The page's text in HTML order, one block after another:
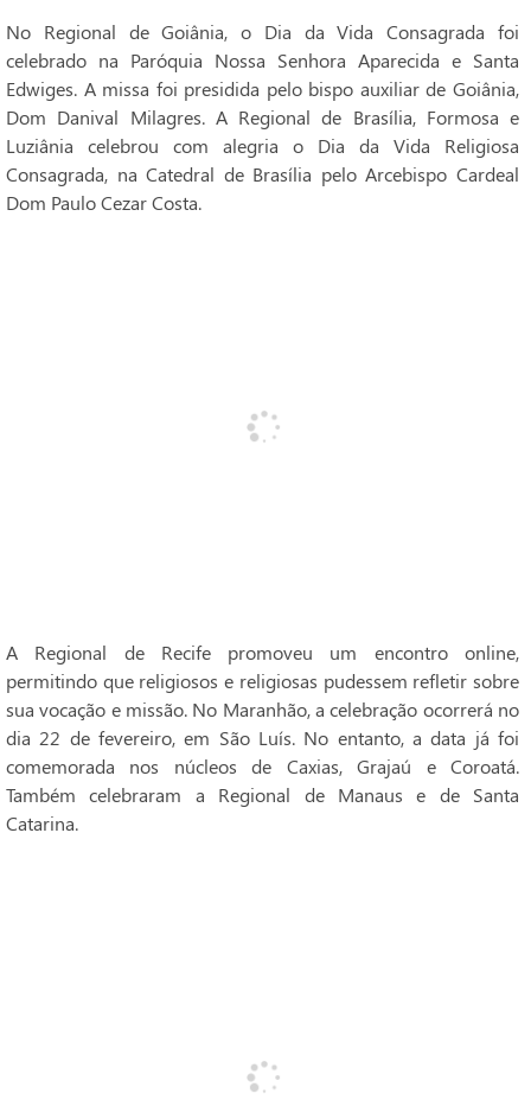
No Regional de Goiânia, o Dia da Vida Consagrada foi
celebrado na Paróquia Nossa Senhora Aparecida e Santa
Edwiges. A missa foi presidida pelo bispo auxiliar de Goiânia,
Dom Danival Milagres. A Regional de Brasília, Formosa e
Luziânia celebrou com alegria o Dia da Vida Religiosa
Consagrada, na Catedral de Brasília pelo Arcebispo Cardeal
Dom Paulo Cezar Costa.
A Regional de Recife promoveu um encontro online,
permitindo que religiosos e religiosas pudessem refletir sobre
sua vocação e missão. No Maranhão, a celebração ocorrerá no
dia 22 de fevereiro, em São Luís. No entanto, a data já foi
comemorada nos núcleos de Caxias, Grajaú e Coroatá.
Também celebraram a Regional de Manaus e de Santa
Catarina.